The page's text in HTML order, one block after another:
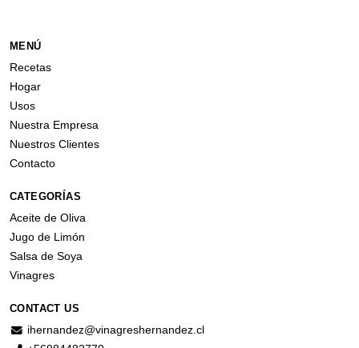
MENÚ
Recetas
Hogar
Usos
Nuestra Empresa
Nuestros Clientes
Contacto
CATEGORÍAS
Aceite de Oliva
Jugo de Limón
Salsa de Soya
Vinagres
CONTACT US
ihernandez@vinagreshernandez.cl